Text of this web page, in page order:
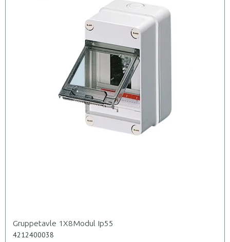
Gruppetavle 1X8Modul Ip55
4212400038